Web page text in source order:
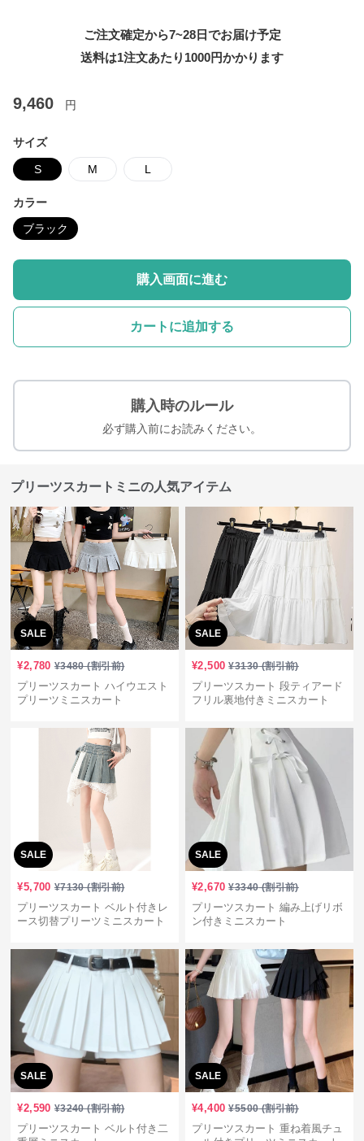
ご注文確定から7~28日でお届け予定
送料は1注文あたり 1000円かかります
9,460 円
サイズ
S M L
カラー
ブラック
購入画面に進む
カートに追加する
購入時のルール
必ず購入前にお読みください。
プリーツスカートミニの人気アイテム
SALE
¥2,780 ¥3480(割引前)
プリーツスカート ハイウエスト
プリーツミニスカート
SALE
¥2,500 ¥3130(割引前)
プリーツスカート 段ティアード
フリル裏地付きミニスカート
SALE
¥5,700 ¥7130(割引前)
プリーツスカート ベルト付きレ
ース切替プリーツミニスカート
SALE
¥2,670 ¥3340(割引前)
プリーツスカート 編み上げリボ
ン付きミニスカート
SALE
¥2,590 ¥3240(割引前)
プリーツスカート ベルト付き二
SALE
¥4,400 ¥5500(割引前)
プリーツスカート 重ね着風チュ